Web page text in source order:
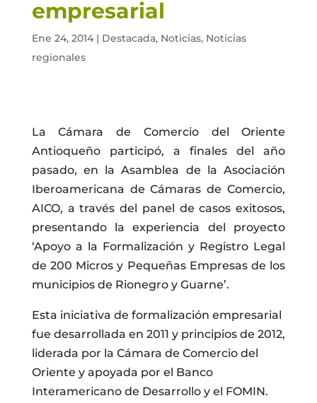
empresarial
Ene 24, 2014| Destacada, Noticias, Noticias
regionales
La Cámara de Comercio del Oriente
Antioqueño participó, a finales del año
pasado, en la Asamblea de la Asociación
Iberoamericana de Cámaras de Comercio,
AICO, a través del panel de casos exitosos,
presentando la experiencia del proyecto
‘Apoyo a la Formalización y Registro Legal
de 200 Micros y Pequeñas Empresas de los
municipios de Rionegro y Guarne’.
Esta iniciativa de formalización empresarial
fue desarrollada en 2011 y principios de 2012,
liderada por la Cámara de Comercio del
Oriente y apoyada por el Banco
Interamericano de Desarrollo y el FOMIN.